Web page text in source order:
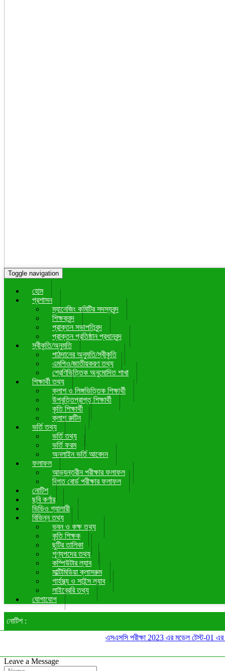
Toggle navigation
হোম
প্রশাসন
ম্যানেজিং কমিটির সদস্যবৃন্দ
শিক্ষকবৃন্দ
প্রাক্তন সভাপতিবৃন্দ
প্রাক্তন প্রতিষ্ঠান প্রধানবৃন্দ
স্বীকৃতি/অনুমতি
পাঠদানের অনুমতি/স্বীকৃতি
এমপিও/জাতীয়করণ তথ্য
শ্রেণিভিত্তিক অনুমোদিত শাখা
শিক্ষার্থী তথ্য
ক্লাশ ও লিঙ্গভিত্তিক শিক্ষার্থী
উপবৃত্তিপ্রাপ্ত শিক্ষার্থী
কৃতি শিক্ষার্থী
ক্লাশ রুটিন
ভর্তি তথ্য
ভর্তি তথ্য
ভর্তি ফরম
অনলাইন ভর্তি আবেদন
ফলাফল
আভ্যন্তরীন পরীক্ষার ফলাফল
বিগত বোর্ড পরীক্ষার ফলাফল
নোটিশ
ছবি কর্ণার
ভিডিও গ্যালারী
বিভিন্ন তথ্য
ভবন ও কক্ষ তথ্য
কৃতি শিক্ষক
ছুটির তালিকা
শূণ্যপদের তথ্য
কম্পিউটার ল্যাব
মাল্টিমিডিয়া ক্লাসরুম
গার্হস্থ্য ও সাইন্স ল্যাব
লাইব্রেরি তথ্য
যোগাযোগ
নোটিশ :
এসএসসি পরীক্ষা 2023 এর মডেল টেস্ট-01 এর
Leave a Message